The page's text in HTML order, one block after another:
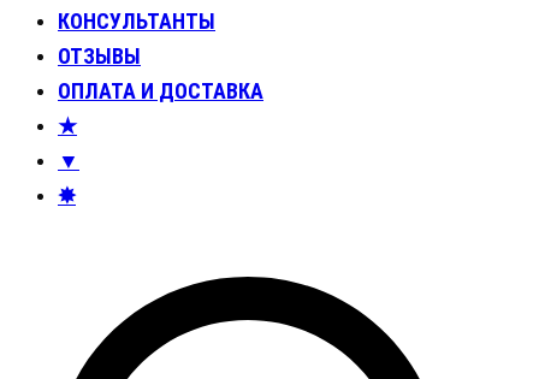
КОНСУЛЬТАНТЫ
ОТЗЫВЫ
ОПЛАТА И ДОСТАВКА
★
▼
✸